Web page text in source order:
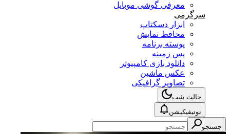
معرفی گوشی موبایل
سرگرمی
ابزار دسکتاپ
محافظ نمایش
پوسته برنامه
پس زمینه
دانلود بازی کامپیوتر
عکس ماشین
تصاویر گرافیکی
حالت شب
نوتیفیکیشن
جستجو